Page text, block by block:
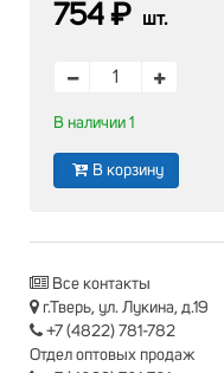
754 ₽ шт.
В наличии 1
В корзину
Все контакты
г.Тверь, ул. Лукина, д.19
+7 (4822) 781-782
Отдел оптовых продаж